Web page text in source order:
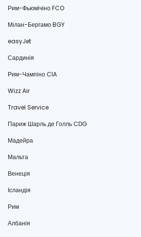
Рим-Фьюмічіно FCO
Мілан-Бергамо BGY
easyJet
Сардинія
Рим-Чампіно CIA
Wizz Air
Travel Service
Париж Шарль де Голль CDG
Мадейра
Мальта
Венеція
Ісландія
Рим
Албанія